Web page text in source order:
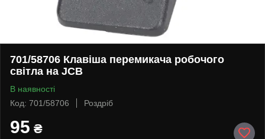
701/58706 Клавіша перемикача робочого
світла на JCB
В наявності
Код: 701/58706
Роздріб
95 ₴